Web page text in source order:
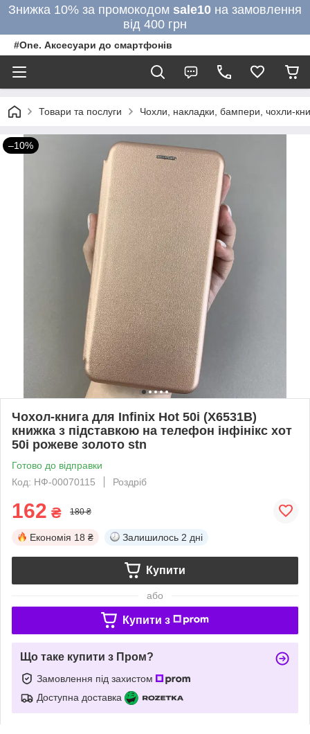
Знижка 10% за промокодом sale10 на замовлення
від 400 грн
#One. Аксесуари до смартфонів
Товари та послуги Чохли, накладки, бампери, чохли-
–10%
Чохол-книга для Infinix Hot 50i (X6531B)
книжка з підставкою на телефон інфінікс хот
50і рожеве золото stn
Готово до відправки
Код: НФ-00070115
Роздріб
162 ₴ 180 ₴
Економія 18 ₴ Залишилось 2 дні
Купити
або
Купити з
Що таке купити з Пром?
Замовлення під захистом
Доступна доставка